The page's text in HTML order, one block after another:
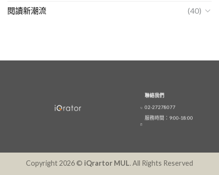
閱讀新潮流
(40)
聯絡我們
02-27278077
服務時間：9:00-18:00
Copyright 2026 © iQrartor MUL. All Rights Reserved